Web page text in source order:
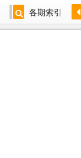
各期索引